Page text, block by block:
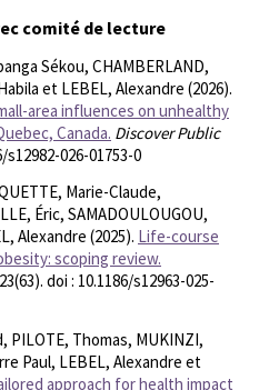
comité de lecture
Sékou, CHAMBERLAND,
et LEBEL, Alexandre (2026).
area influences on unhealthy
Canada. Discover Public
s12982-026-01753-0
Marie-Claude,
Éric, SAMADOULOUGOU,
Alexandre (2025). Life-course
scoping review.
doi : 10.1186/s12963-025-
PILOTE, Thomas, MUKINZI,
Paul, LEBEL, Alexandre et
approach for health impact